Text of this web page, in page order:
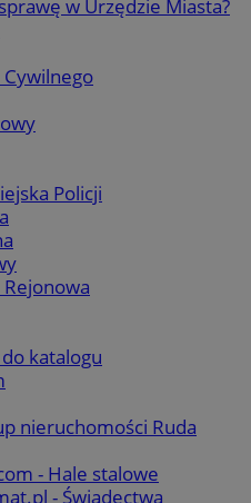
w Urzędzie Miasta?
Cywilnego
Policji
katalogu
nieruchomości Ruda
- Hale stalowe
- Świadectwa